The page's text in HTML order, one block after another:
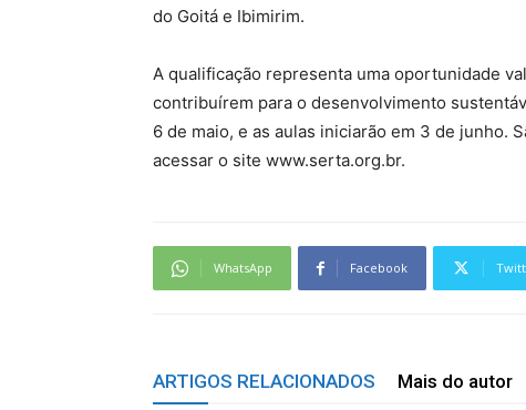
do Goitá e Ibimirim.
A qualificação representa uma oportunidade
contribuírem para o desenvolvimento
6 de maio, e as aulas iniciarão em 3 de junho.
acessar o site www.serta.org.br.
WhatsApp Facebook
ARTIGOS RELACIONADOS Mais do autor